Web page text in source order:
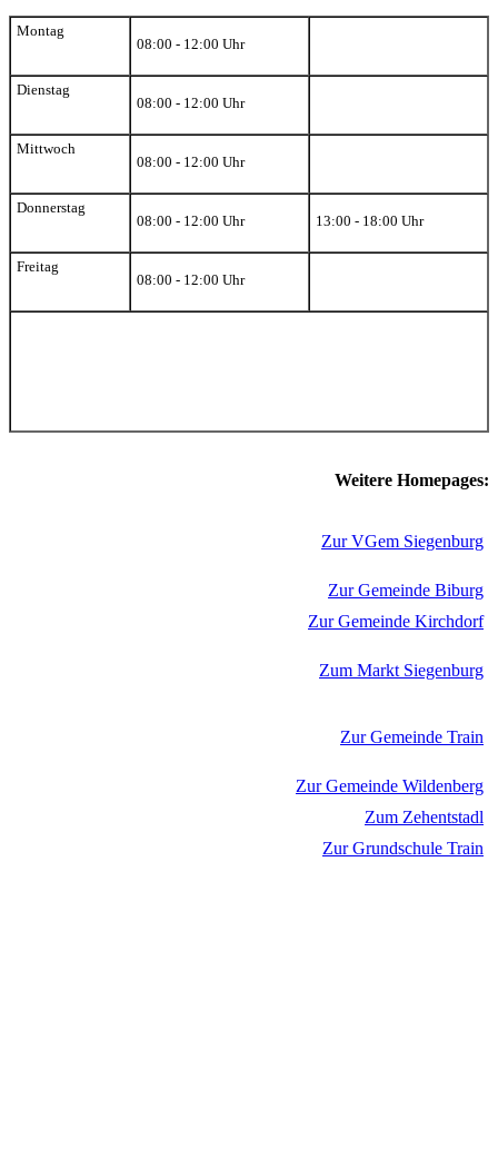
Montag
08:00 - 12:00 Uhr
Dienstag
08:00 - 12:00 Uhr
Mittwoch
08:00 - 12:00 Uhr
Donnerstag
08:00 - 12:00 Uhr
13:00 - 18:00 Uhr
Freitag
08:00 - 12:00 Uhr
Weitere Homepages:
Zur VGem Siegenburg
Zur Gemeinde Biburg
Zur Gemeinde Kirchdorf
Zum Markt Siegenburg
Zur Gemeinde Train
Zur Gemeinde Wildenberg
Zum Zehentstadl
Zur Grundschule Train